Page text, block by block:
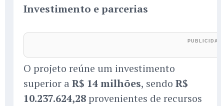
Investimento e parcerias
O projeto reúne um investimento
superior a R$ 14 milhões, sendo R$
10.237.624,28 provenientes de recursos